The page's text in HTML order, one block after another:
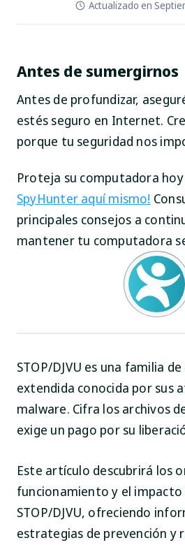
Actualizado en
Antes de sumergirnos
Antes de profundizar,
estés seguro en Internet.
porque tu seguridad nos
Proteja su computadora
SpyHunter aquí mismo!
principales consejos a
mantener tu computadora
STOP/DJVU es una familia
extendida conocida por sus
malware. Cifra los archivos
exige un pago por su
Este artículo descubrirá los
funcionamiento y el impacto
STOP/DJVU, ofreciendo
estrategias de prevención y